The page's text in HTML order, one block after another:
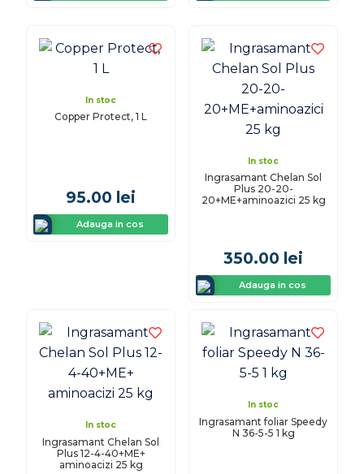
In stoc
Copper Protect, 1 L
95.00 lei
Adauga in cos
In stoc
Ingrasamant Chelan Sol
Plus 20-20-
20+ME+aminoazici 25 kg
350.00 lei
Adauga in cos
In stoc
Ingrasamant Chelan Sol
Plus 12-4-40+ME+
aminoacizi 25 kg
In stoc
Ingrasamant foliar Speedy
N 36-5-5 1 kg